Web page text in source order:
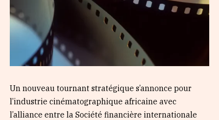
Un nouveau tournant stratégique s’annonce pour
l’industrie cinématographique africaine avec
l’alliance entre la Société financière internationale